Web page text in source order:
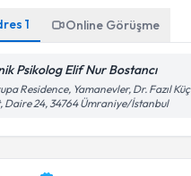
1 Online Görüşme
Psikolog Elif Nur Bostancı
Residence, Yamanevler, Dr. Fazıl
Daire 24, 34764 Ümraniye/İstanbul